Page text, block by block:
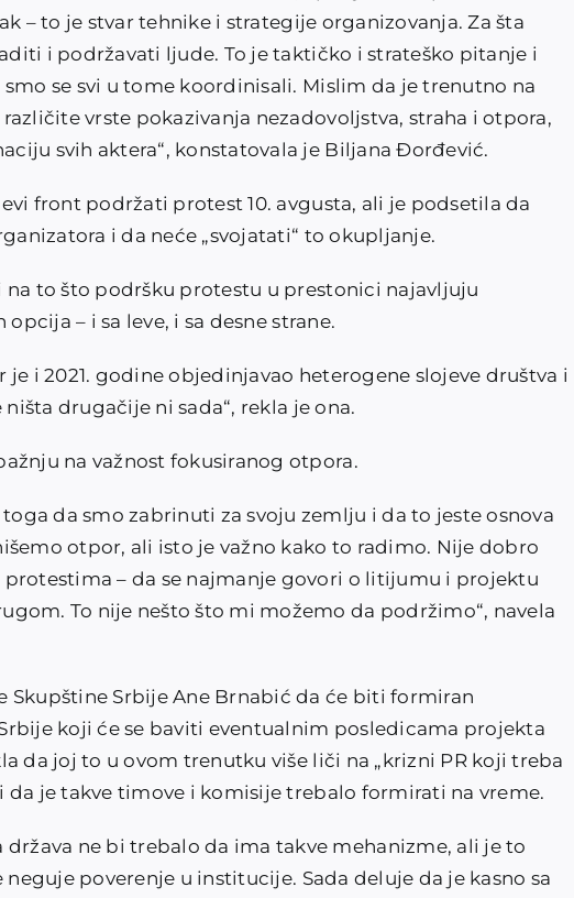
– to je stvar tehnike i strategije organizovanja. Za šta
i podržavati ljude. To je taktičko i strateško pitanje i
se svi u tome koordinisali. Mislim da je trenutno na
vrste pokazivanja nezadovoljstva, straha i otpora,
svih aktera“, konstatovala je Biljana Đorđević.
front podržati protest 10. avgusta, ali je podsetila da
i da neće „svojatati“ to okupljanje.
na to što podršku protestu u prestonici najavljuju
– i sa leve, i sa desne strane.
i 2021. godine objedinjavao heterogene slojeve društva i
drugačije ni sada“, rekla je ona.
na važnost fokusiranog otpora.
da smo zabrinuti za svoju zemlju i da to jeste osnova
otpor, ali isto je važno kako to radimo. Nije dobro
protestima – da se najmanje govori o litijumu i projektu
To nije nešto što mi možemo da podržimo“, navela
Skupštine Srbije Ane Brnabić da će biti formiran
koji će se baviti eventualnim posledicama projekta
da joj to u ovom trenutku više liči na „krizni PR koji treba
da je takve timove i komisije trebalo formirati na vreme.
država ne bi trebalo da ima takve mehanizme, ali je to
poverenje u institucije. Sada deluje da je kasno sa